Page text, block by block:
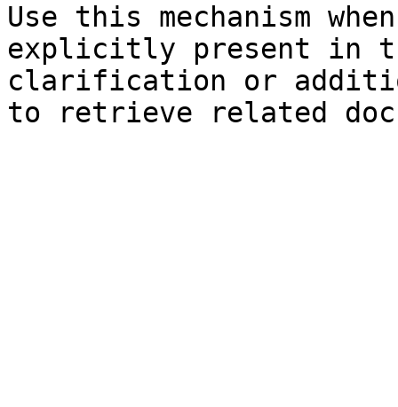
Use this mechanism
explicitly present in
clarification or